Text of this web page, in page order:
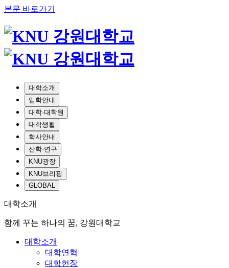
본문 바로가기
대학소개
입학안내
대학·대학원
대학생활
학사안내
산학·연구
KNU광장
KNU브리핑
GLOBAL
대학소개
함께 꾸는 하나의 꿈, 강원대학교
대학소개
대학연혁
대학헌장